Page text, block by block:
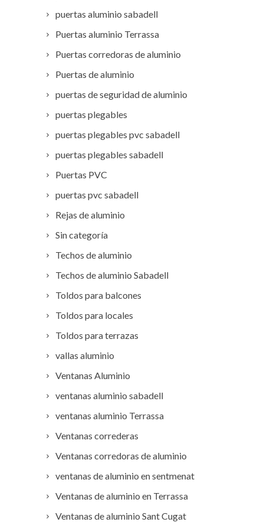
puertas aluminio sabadell
Puertas aluminio Terrassa
Puertas corredoras de aluminio
Puertas de aluminio
puertas de seguridad de aluminio
puertas plegables
puertas plegables pvc sabadell
puertas plegables sabadell
Puertas PVC
puertas pvc sabadell
Rejas de aluminio
Sin categoría
Techos de aluminio
Techos de aluminio Sabadell
Toldos para balcones
Toldos para locales
Toldos para terrazas
vallas aluminio
Ventanas Aluminio
ventanas aluminio sabadell
ventanas aluminio Terrassa
Ventanas correderas
Ventanas corredoras de aluminio
ventanas de aluminio en sentmenat
Ventanas de aluminio en Terrassa
Ventanas de aluminio Sant Cugat